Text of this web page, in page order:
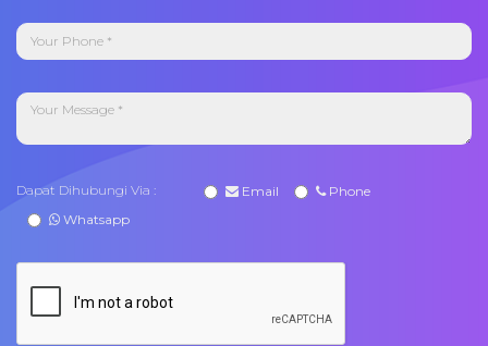
Dapat Dihubungi Via : Email
Phone
Whatsapp